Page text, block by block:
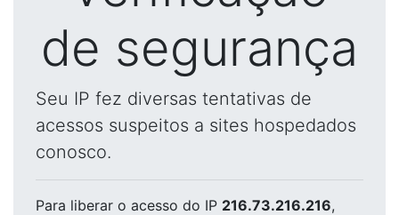
de segurança
Seu IP fez diversas tentativas de
acessos suspeitos a sites hospedados
conosco.
Para liberar o acesso do IP 216.73.216.216,